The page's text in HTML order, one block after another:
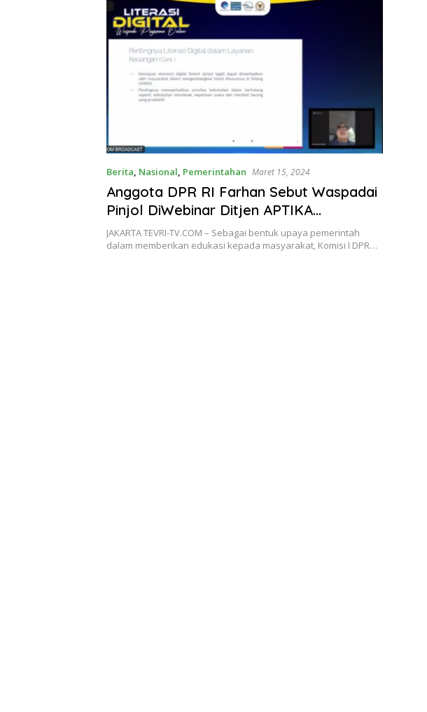
Berita, Nasional, Pemerintahan Maret 15, 2024
Anggota DPR RI Farhan Sebut Waspadai
Pinjol DiWebinar Ditjen APTIKA
Kemkominfo RI
JAKARTA TEVRI-TV.COM – Sebagai bentuk upaya pemerintah
dalam memberikan edukasi kepada masyarakat, Komisi I DPR…